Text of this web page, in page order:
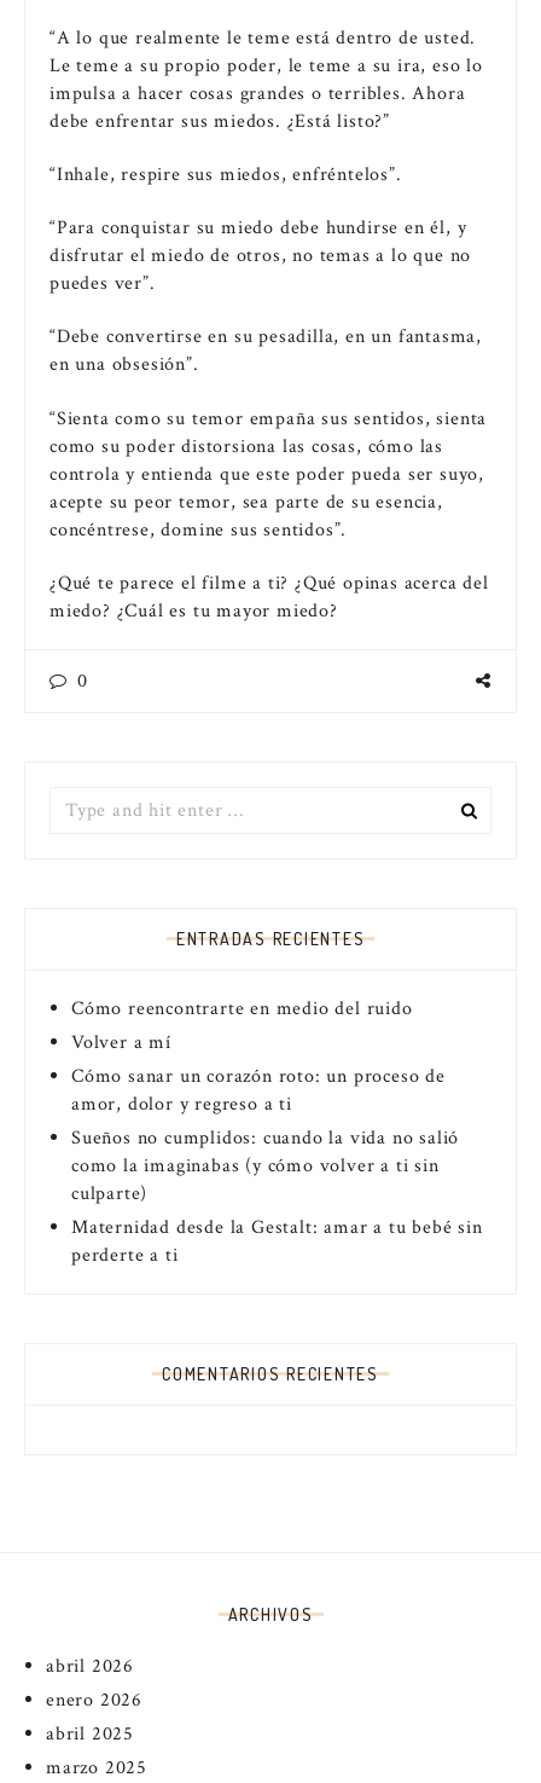
“A lo que realmente le teme está dentro de usted.
Le teme a su propio poder, le teme a su ira, eso lo
impulsa a hacer cosas grandes o terribles. Ahora
debe enfrentar sus miedos. ¿Está listo?”
“Inhale, respire sus miedos, enfréntelos”.
“Para conquistar su miedo debe hundirse en él, y
disfrutar el miedo de otros, no temas a lo que no
puedes ver”.
“Debe convertirse en su pesadilla, en un fantasma,
en una obsesión”.
“Sienta como su temor empaña sus sentidos, sienta
como su poder distorsiona las cosas, cómo las
controla y entienda que este poder pueda ser suyo,
acepte su peor temor, sea parte de su esencia,
concéntrese, domine sus sentidos”.
¿Qué te parece el filme a ti? ¿Qué opinas acerca del
miedo? ¿Cuál es tu mayor miedo?
0
ENTRADAS RECIENTES
Cómo reencontrarte en medio del ruido
Volver a mí
Cómo sanar un corazón roto: un proceso de
amor, dolor y regreso a ti
Sueños no cumplidos: cuando la vida no salió
como la imaginabas (y cómo volver a ti sin
culparte)
Maternidad desde la Gestalt: amar a tu bebé sin
perderte a ti
COMENTARIOS RECIENTES
ARCHIVOS
abril 2026
enero 2026
abril 2025
marzo 2025